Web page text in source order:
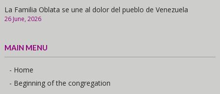
La Familia Oblata se une al dolor del pueblo de Venezuela
26 June, 2026
MAIN MENU
- Home
- Beginning of the congregation